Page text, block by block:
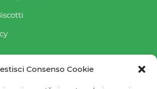
Consenso Cookie